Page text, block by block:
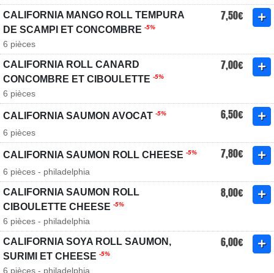
CALIFORNIA MANGO ROLL TEMPURA
DE SCAMPI ET CONCOMBRE -5%
7,50€
6 pièces
CALIFORNIA ROLL CANARD
CONCOMBRE ET CIBOULETTE -5%
7,00€
6 pièces
CALIFORNIA SAUMON AVOCAT -5% 6,50€
6 pièces
CALIFORNIA SAUMON ROLL CHEESE -5% 7,80€
6 pièces - philadelphia
CALIFORNIA SAUMON ROLL
CIBOULETTE CHEESE -5%
8,00€
6 pièces - philadelphia
CALIFORNIA SOYA ROLL SAUMON,
SURIMI ET CHEESE -5%
6,00€
6 pièces - philadelphia